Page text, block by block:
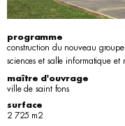
programme
construction du nouveau
sciences et salle informatique et
maître d'ouvrage
ville de saint fons
surface
2 725 m2